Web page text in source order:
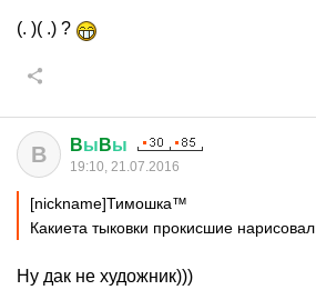
(. )( .) ?
B Bы Bы
19:10, 21.07.2016
[nickname]Тимошка™
Какиета тыковки прокисшие нарисовал
Ну дак не художник)))